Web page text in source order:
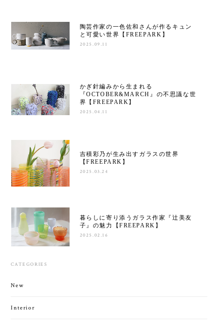
陶芸作家の一色佐和さんが作るキュン
と可愛い世界【FREEPARK】
2025.09.11
かぎ針編みから生まれる
『OCTOBER&MARCH』の不思議な世
界【FREEPARK】
2025.04.11
吉積彩乃が生み出すガラスの世界
【FREEPARK】
2025.03.24
暮らしに寄り添うガラス作家『辻美友
子』の魅力【FREEPARK】
2025.02.16
CATEGORIES
New
Interior